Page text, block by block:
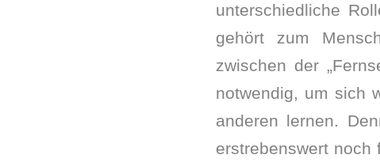
unterschiedliche
gehört zum
zwischen der
notwendig, um sich
anderen lernen.
erstrebenswert noch